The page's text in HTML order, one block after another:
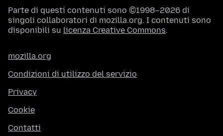
Parte di questi contenuti sono ©1998–2026 di
singoli collaboratori di mozilla.org. I contenuti sono
disponibili su licenza Creative Commons.
mozilla.org
Condizioni di utilizzo del servizio
Privacy
Cookie
Contatti